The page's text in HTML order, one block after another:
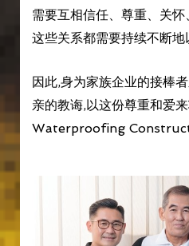
需要互相信任、尊重、关
这些关系都需要持续不断地
因此,身为家族企业的接棒
亲的教诲,以这份尊重和爱
Waterproofing